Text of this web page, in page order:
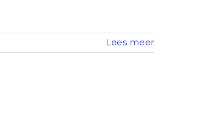
Lees meer